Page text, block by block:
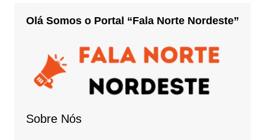
Olá Somos o Portal “Fala Norte Nordeste”
Sobre Nós